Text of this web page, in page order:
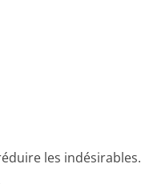
les indésirables.